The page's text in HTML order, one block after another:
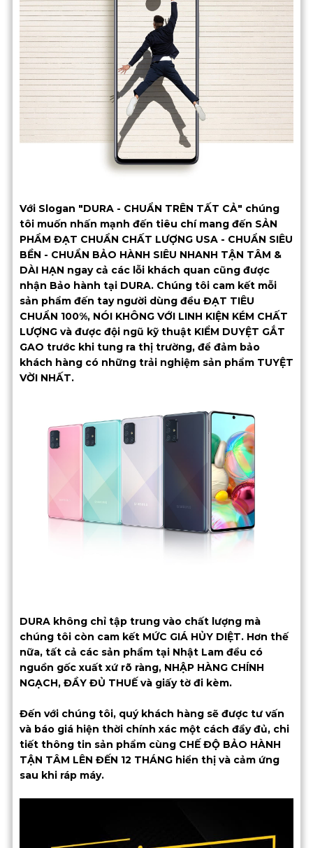
Với Slogan "DURA - CHUẨN TRÊN TẤT CẢ" chúng
tôi muốn nhấn mạnh đến tiêu chí mang đến SẢN
PHẨM ĐẠT CHUẨN CHẤT LƯỢNG USA - CHUẨN SIÊU
BỀN - CHUẨN BẢO HÀNH SIÊU NHANH TẬN TÂM &
DÀI HẠN ngay cả các lỗi khách quan cũng được
nhận Bảo hành tại DURA. Chúng tôi cam kết mỗi
sản phẩm đến tay người dùng đều ĐẠT TIÊU
CHUẨN 100%, NÓI KHÔNG VỚI LINH KIỆN KÉM CHẤT
LƯỢNG và được đội ngũ kỹ thuật KIỂM DUYỆT GẮT
GAO trước khi tung ra thị trường, để đảm bảo
khách hàng có những trải nghiệm sản phẩm TUYỆT
VỜI NHẤT.
DURA không chỉ tập trung vào chất lượng mà
chúng tôi còn cam kết MỨC GIÁ HỦY DIỆT. Hơn thế
nữa, tất cả các sản phẩm tại Nhật Lam đều có
nguồn gốc xuất xứ rõ ràng, NHẬP HÀNG CHÍNH
NGẠCH, ĐẦY ĐỦ THUẾ và giấy tờ đi kèm.
Đến với chúng tôi, quý khách hàng sẽ được tư vấn
và báo giá hiện thời chính xác một cách đầy đủ, chi
tiết thông tin sản phẩm cùng CHẾ ĐỘ BẢO HÀNH
TẬN TÂM LÊN ĐẾN 12 THÁNG hiển thị và cảm ứng
sau khi ráp máy.